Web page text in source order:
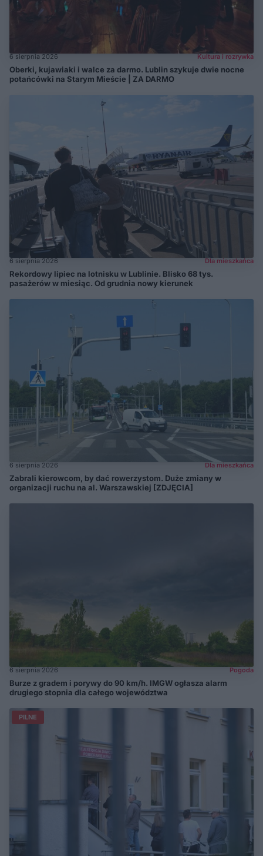
6 sierpnia 2026 Kultura i rozrywka
Oberki, kujawiaki i walce za darmo. Lublin szykuje dwie nocne
potańcówki na Starym Mieście | ZA DARMO
6 sierpnia 2026 Dla mieszkańca
Rekordowy lipiec na lotnisku w Lublinie. Blisko 68 tys.
pasażerów w miesiąc. Od grudnia nowy kierunek
6 sierpnia 2026 Dla mieszkańca
Zabrali kierowcom, by dać rowerzystom. Duże zmiany w
organizacji ruchu na al. Warszawskiej [ZDJĘCIA]
6 sierpnia 2026 Pogoda
Burze z gradem i porywy do 90 km/h. IMGW ogłasza alarm
drugiego stopnia dla całego województwa
PILNE